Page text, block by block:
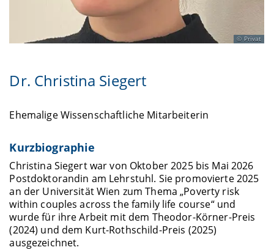
Privat
Dr. Christina Siegert
Ehemalige Wissenschaftliche Mitarbeiterin
Kurzbiographie
Christina Siegert war von Oktober 2025 bis Mai 2026
Postdoktorandin am Lehrstuhl. Sie promovierte 2025
an der Universität Wien zum Thema „Poverty risk
within couples across the family life course“ und
wurde für ihre Arbeit mit dem Theodor-Körner-Preis
(2024) und dem Kurt-Rothschild-Preis (2025)
ausgezeichnet.